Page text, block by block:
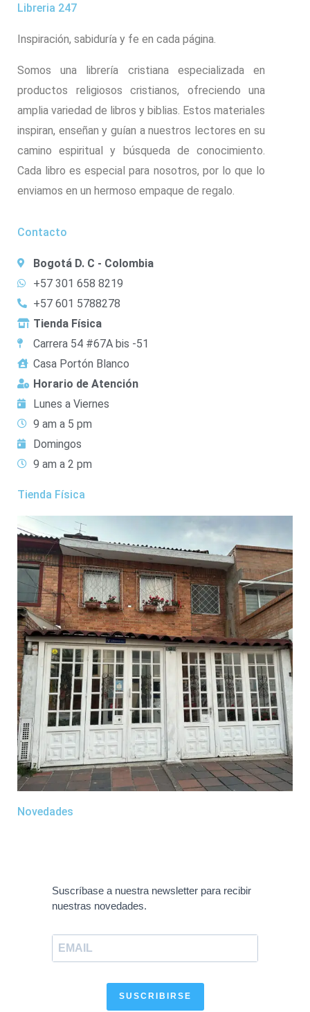
Libreria 247
Inspiración, sabiduría y fe en cada página.
Somos una librería cristiana especializada en
productos religiosos cristianos, ofreciendo una
amplia variedad de libros y biblias. Estos materiales
inspiran, enseñan y guían a nuestros lectores en su
camino espiritual y búsqueda de conocimiento.
Cada libro es especial para nosotros, por lo que lo
enviamos en un hermoso empaque de regalo.
Contacto
Bogotá D. C - Colombia
+57 301 658 8219
+57 601 5788278
Tienda Física
Carrera 54 #67A bis -51
Casa Portón Blanco
Horario de Atención
Lunes a Viernes
9 am a 5 pm
Domingos
9 am a 2 pm
Tienda Física
Novedades
Suscríbase a nuestra newsletter para recibir
nuestras novedades.
SUSCRIBIRSE